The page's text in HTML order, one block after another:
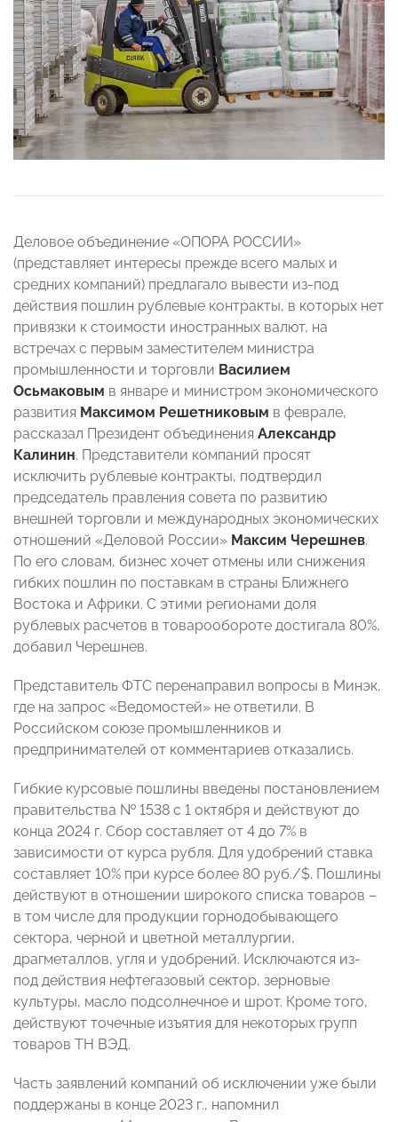
Деловое объединение «ОПОРА РОССИИ»
(представляет интересы прежде всего малых и
средних компаний) предлагало вывести из-под
действия пошлин рублевые контракты, в которых нет
привязки к стоимости иностранных валют, на
встречах с первым заместителем министра
промышленности и торговли Василием
Осьмаковым в январе и министром экономического
развития Максимом Решетниковым в феврале,
рассказал Президент объединения Александр
Калинин. Представители компаний просят
исключить рублевые контракты, подтвердил
председатель правления совета по развитию
внешней торговли и международных экономических
отношений «Деловой России» Максим Черешнев.
По его словам, бизнес хочет отмены или снижения
гибких пошлин по поставкам в страны Ближнего
Востока и Африки. С этими регионами доля
рублевых расчетов в товарообороте достигала 80%,
добавил Черешнев.
Представитель ФТС перенаправил вопросы в Минэк,
где на запрос «Ведомостей» не ответили. В
Российском союзе промышленников и
предпринимателей от комментариев отказались.
Гибкие курсовые пошлины введены постановлением
правительства № 1538 с 1 октября и действуют до
конца 2024 г. Сбор составляет от 4 до 7% в
зависимости от курса рубля. Для удобрений ставка
составляет 10% при курсе более 80 руб./$. Пошлины
действуют в отношении широкого списка товаров –
в том числе для продукции горнодобывающего
сектора, черной и цветной металлургии,
драгметаллов, угля и удобрений. Исключаются из-
под действия нефтегазовый сектор, зерновые
культуры, масло подсолнечное и шрот. Кроме того,
действуют точечные изъятия для некоторых групп
товаров ТН ВЭД.
Часть заявлений компаний об исключении уже были
поддержаны в конце 2023 г., напомнил